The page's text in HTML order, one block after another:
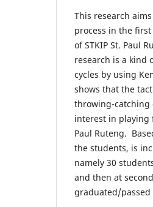
This research
process in the first
of STKIP St. Paul
research is a kind
cycles by using
shows that the
throwing-catching
interest in playing
Paul Ruteng.
the students, is
namely 30
and then at
graduated/